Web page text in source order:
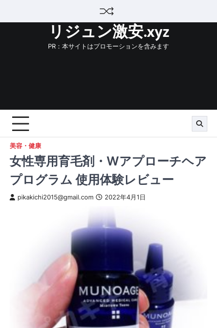
リジュン激安.xyz
PR：本サイトはプロモーションを含みます
美容・健康
女性専用育毛剤・Wアプローチヘア
プログラム 使用体験レビュー
pikakichi2015@gmail.com 2022年4月1日